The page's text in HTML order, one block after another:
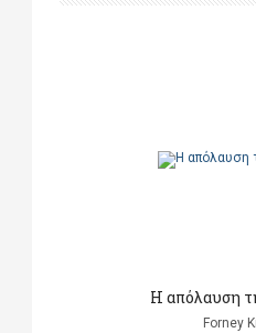
Η απόλαυση
Forney